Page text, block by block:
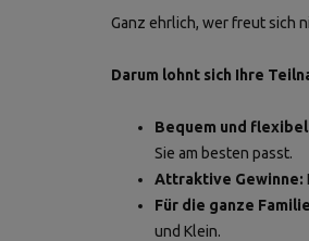
Ganz ehrlich, wer freut sich
Darum lohnt sich Ihre
Bequem und
Sie am besten passt.
Attraktive Gewinne:
Für die ganze
und Klein.